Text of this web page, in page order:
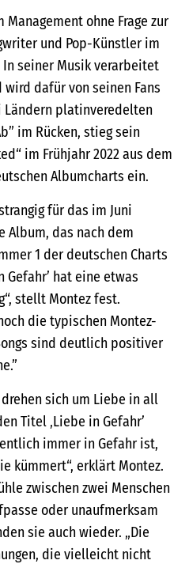
ohne Frage zur
und Pop-Künstler im
seiner Musik verarbeitet
dafür von seinen Fans
platinveredelten
im Rücken, stieg sein
im Frühjahr 2022 aus dem
Albumcharts ein.
für das im Juni
Album, das nach dem
1 der deutschen Charts
Gefahr’ hat eine etwas
stellt Montez fest.
die typischen Montez-
sind deutlich positiver
sich um Liebe in all
Titel ‚Liebe in Gefahr’
immer in Gefahr ist,
kümmert“, erklärt Montez.
zwischen zwei Menschen
oder unaufmerksam
sie auch wieder. „Die
die vielleicht nicht